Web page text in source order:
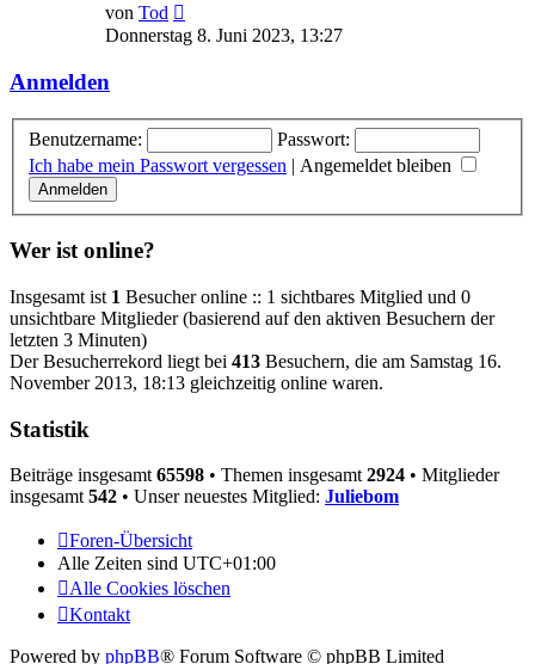
von Tod
Beitrag
Donnerstag 8. Juni 2023, 13:27
Anmelden
Benutzername:
Passwort:
Ich habe mein Passwort vergessen | Angemeldet bleiben
Wer ist online?
Insgesamt ist 1 Besucher online :: 1 sichtbares Mitglied und 0
unsichtbare Mitglieder (basierend auf den aktiven Besuchern der
letzten 3 Minuten)
Der Besucherrekord liegt bei 413 Besuchern, die am Samstag 16.
November 2013, 18:13 gleichzeitig online waren.
Statistik
Beiträge insgesamt 65598 • Themen insgesamt 2924 • Mitglieder
insgesamt 542 • Unser neuestes Mitglied: Juliebom
Foren-Übersicht
Alle Zeiten sind UTC+01:00
Alle Cookies löschen
Kontakt
Powered by phpBB® Forum Software © phpBB Limited